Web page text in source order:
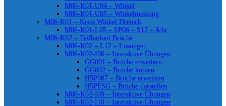
M06-K01-U04 – Winkel
M06-K01-U05 – Winkelmessung
M06-K01 – Kreis Winkel Dreieck
M06-K01-L05 – SP06 – S17 – A4a
M06-K02 – Teilbarkeit Brüche
M06-K02 – L12 – Lösungen
M06-K02-I06 – Interaktive Übungen
GG001 – Brüche erweitern
GG002 – Brüche kürzen
H5P087 – Brüche erweitern
H5PFSG – Brüche darstellen
M06-K02-I09 – Interaktive Übungen
M06-K02-I10 – Interaktive Übungen